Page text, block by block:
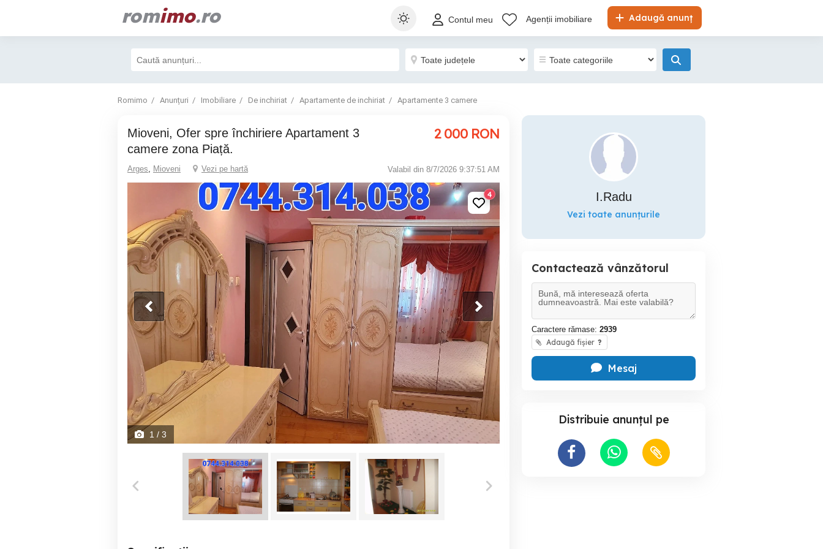
romimo.ro Adaugă anunț
Contul meu Agenții imobiliare
Romimo Anunțuri Imobiliare De inchiriat Apartamente de inchiriat Apartamente 3 camere
Mioveni, Ofer spre închiriere Apartament 3
camere zona Piață.
2 000 RON
Arges, Mioveni Vezi pe hartă Valabil din 8/7/2026 9:37:51 AM
4
1 / 3
I.Radu
Vezi toate anunțurile
Contactează vânzătorul
Caractere rămase: 2939
Adaugă fișier ?
Mesaj
Distribuie anunțul pe